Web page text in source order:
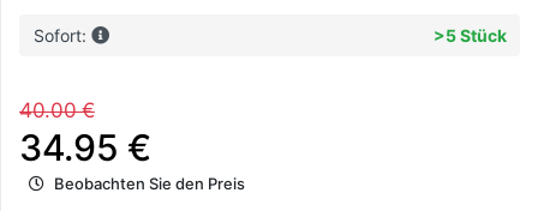
Sofort: >5 Stück
40.00 €
34.95 €
Beobachten Sie den Preis